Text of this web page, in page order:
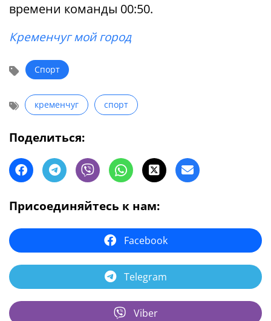
времени команды 00:50.
Кременчуг мой город
Спорт
кременчуг спорт
Поделиться:
Присоединяйтесь к нам:
Facebook
Telegram
Viber